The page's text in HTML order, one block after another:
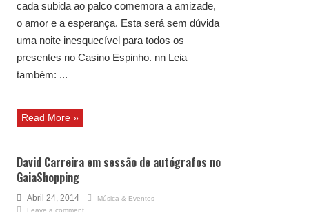
cada subida ao palco comemora a amizade,
o amor e a esperança. Esta será sem dúvida
uma noite inesquecível para todos os
presentes no Casino Espinho. nn Leia
também: ...
Read More »
David Carreira em sessão de autógrafos no
GaiaShopping
Abril 24, 2014
Música & Eventos
Leave a comment